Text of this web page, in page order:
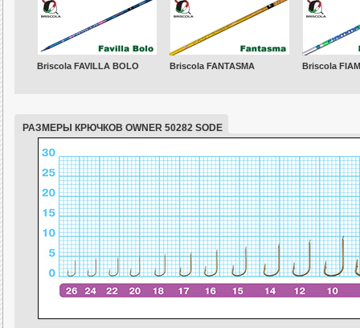
Briscola FAVILLA BOLO Briscola FANTASMA Briscola
РАЗМЕРЫ КРЮЧКОВ OWNER 50282 SODE